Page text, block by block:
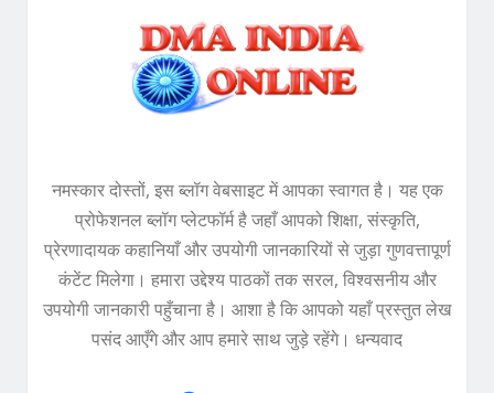
नमस्कार दोस्तों, इस ब्लॉग वेबसाइट में आपका स्वागत है। यह एक
प्रोफेशनल ब्लॉग प्लेटफॉर्म है जहाँ आपको शिक्षा, संस्कृति,
प्रेरणादायक कहानियाँ और उपयोगी जानकारियों से जुड़ा गुणवत्तापूर्ण
कंटेंट मिलेगा। हमारा उद्देश्य पाठकों तक सरल, विश्वसनीय और
उपयोगी जानकारी पहुँचाना है। आशा है कि आपको यहाँ प्रस्तुत लेख
पसंद आएँगे और आप हमारे साथ जुड़े रहेंगे। धन्यवाद